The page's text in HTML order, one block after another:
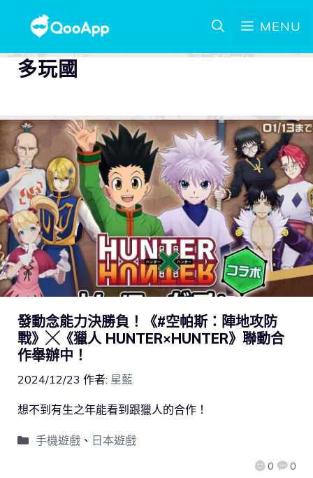
MENU
多玩國
發動念能力決勝負！《#空帕斯：陣地攻防
戰》╳《獵人 HUNTER×HUNTER》聯動合
作舉辦中！
2024/12/23 作者: 星藍
0 0
想不到有生之年能看到跟獵人的合作！
手機遊戲、 日本遊戲